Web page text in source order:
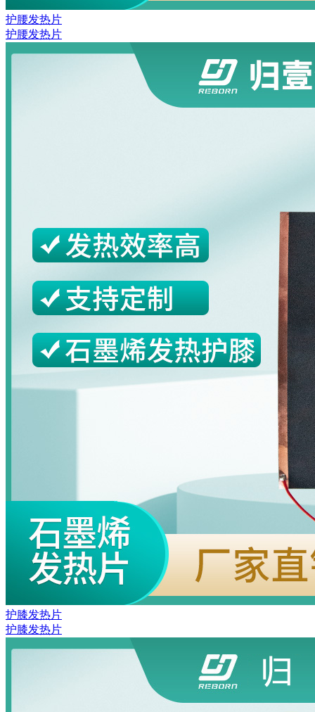
护腰发热片
护腰发热片
护膝发热片
护膝发热片